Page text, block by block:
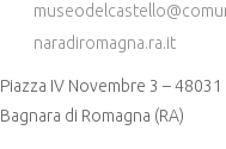
naradiromagna.ra.it
Piazza IV Novembre 3 – 48031
Bagnara di Romagna (RA)